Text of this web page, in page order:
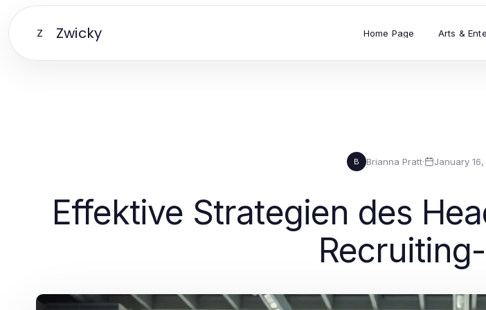
Z Zwicky Home Page Arts &
B Brianna Pratt· January
Effektive Strategien des